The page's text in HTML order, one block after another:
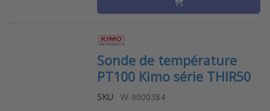
Sonde de température
PT100 Kimo série THIR50
SKU
W-9000384